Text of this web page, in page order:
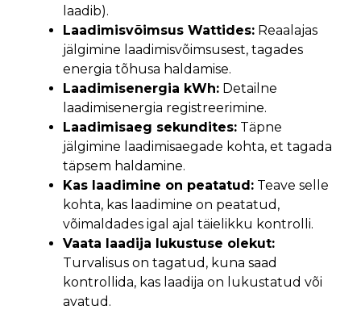
laadib).
Laadimisvõimsus Wattides: Reaalajas
jälgimine laadimisvõimsusest, tagades
energia tõhusa haldamise.
Laadimisenergia kWh: Detailne
laadimisenergia registreerimine.
Laadimisaeg sekundites: Täpne
jälgimine laadimisaegade kohta, et tagada
täpsem haldamine.
Kas laadimine on peatatud: Teave selle
kohta, kas laadimine on peatatud,
võimaldades igal ajal täielikku kontrolli.
Vaata laadija lukustuse olekut:
Turvalisus on tagatud, kuna saad
kontrollida, kas laadija on lukustatud või
avatud.